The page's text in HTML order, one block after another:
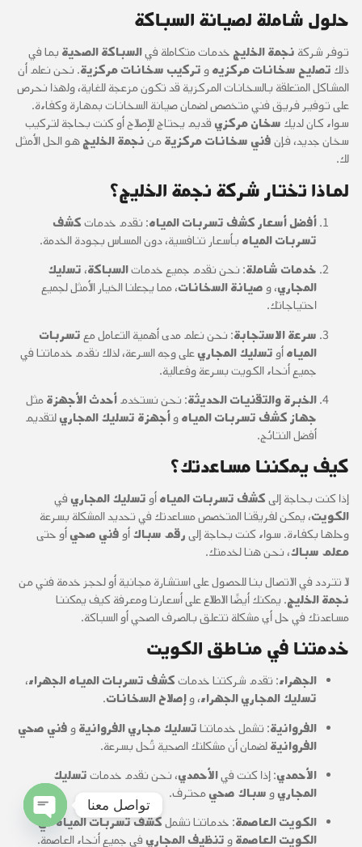
حلول شاملة لصيانة السباكة
توفر شركة نجمة الخليج خدمات متكاملة فيالسباكة الصحية بما في
ذلك تصليح سخانات مركزيهو تركيب سخانات مركزية. نحن نعلم أن
المشاكل المتعلقة بالسخانات المركزية قد تكون مزعجة للغاية، ولهذا نحرص
على توفير فريق فني متخصص لضمان صيانة السخانات بمهارة وكفاءة.
سواء كان لديك سخان مركزي قديم يحتاج للإصلاح أو كنت بحاجة لتركيب
سخان جديد، فإنفني سخانات مركزيةمننجمة الخليجهو الحل الأمثل
لك.
لماذا تختار شركة نجمة الخليج؟
أفضل أسعار كشف تسربات المياه: نقدم خدماتكشف
تسربات المياه بأسعار تنافسية، دون المساس بجودة الخدمة.
خدمات شاملة: نحن نقدم جميع خدماتالسباكة، تسليك
المجاري، و صيانة السخانات، مما يجعلنا الخيار الأمثل لجميع
احتياجاتك.
سرعة الاستجابة: نحن نعلم مدى أهمية التعامل معتسربات
المياهأو تسليك المجاريعلى وجه السرعة، لذلك نقدم خدماتنا في
جميع أنحاء الكويت بسرعة وفعالية.
الخبرة والتقنيات الحديثة: نحن نستخدمأحدث الأجهزةمثل
جهاز كشف تسربات المياهوأجهزة تسليك المجاريلتقديم
أفضل النتائج.
كيف يمكننا مساعدتك؟
إذا كنت بحاجة إلىكشف تسربات المياهأو تسليك المجاري في
الكويت، يمكن لفريقنا المتخصص مساعدتك في تحديد المشكلة بسرعة
وحلها بكفاءة. سواء كنت بحاجة إلىرقم سباكأو فني صحيأو حتى
معلم سباك، نحن هنا لخدمتك.
لا تتردد في الاتصال بنا للحصول على استشارة مجانية أو لحجز خدمة فني من
نجمة الخليج. يمكنك أيضًا الاطلاع على أسعارنا ومعرفة كيف يمكننا
مساعدتك في حل أي مشكلة تتعلق بالصرف الصحي أو السباكة.
خدمتنا في مناطق الكويت
الجهراء: تقدم شركتنا خدماتكشف تسربات المياه الجهراء،
تسليك المجاري الجهراء، وإصلاح السخانات.
الفروانية: تشمل خدماتناتسليك مجاري الفروانيةو فني صحي
الفروانيةلضمان أن مشكلتك الصحية تُحل بسرعة.
الأحمدي: إذا كنت فيالأحمدي، نحن نقدم خدماتتسليك
المجاريو سباك صحيمحترف.
الكويت العاصمة: خدماتنا تشملكشف تسربات المياه في
الكويت العاصمةو تنظيف المجاري في جميع أنحاء العاصمة.
تواصل معنا
chaty